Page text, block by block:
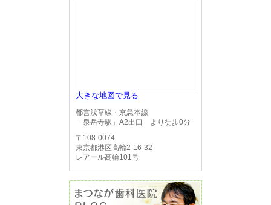
大きな地図で見る
都営浅草線・京急本線
「泉岳寺駅」A2出口 より徒歩0分
〒108-0074
東京都港区高輪2-16-32
レアール高輪101号